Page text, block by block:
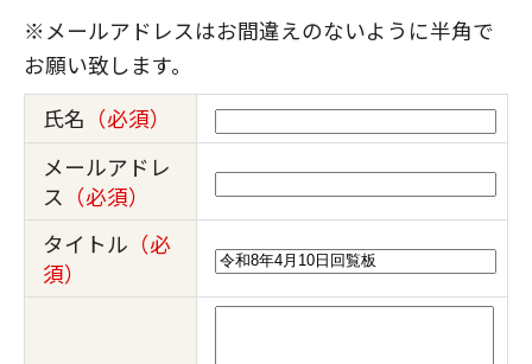
※メールアドレスはお間違えのないように半角で
お願い致します。
氏名 （必須）
メールアドレ
ス （必須）
タイトル （必
須）